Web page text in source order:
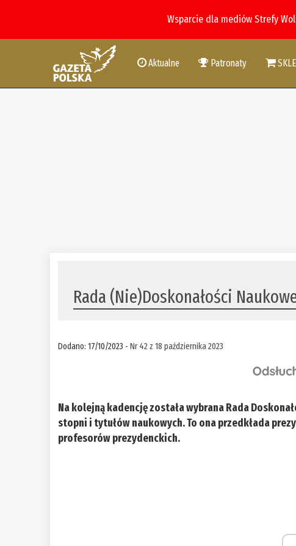
Wsparcie dla mediów Strefy
Aktualne Patronaty
Rada (Nie)Doskonałości
Dodano: 17/10/2023 -Nr 42 z 18 października 2023
Na kolejną kadencję została wybrana Rada
stopni i tytułów naukowych. To ona przedkłada
profesorów prezydenckich.